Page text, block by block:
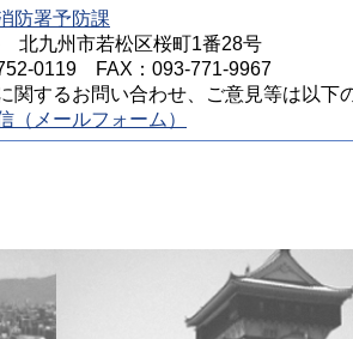
防署予防課
北九州市若松区桜町1番28号
0119 FAX：093-771-9967
関するお問い合わせ、ご意見等は以下
（メールフォーム）